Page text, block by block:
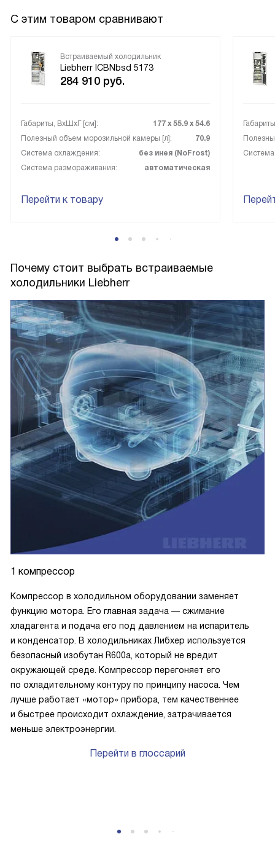
С этим товаром сравнивают
Встраиваемый холодильник
Liebherr ICBNbsd 5173
284 910 руб.
Габариты, ВxШxГ [см]:
177 х 55.9 х 54.6
Полезный объем морозильной камеры [л]:
70.9
Система охлаждения:
без инея (NoFrost)
Система размораживания:
автоматическая
Перейти к товару
Почему стоит выбрать встраиваемые
холодильники Liebherr
1 компрессор
Компрессор в холодильном оборудовании заменяет
функцию мотора. Его главная задача — сжимание
хладагента и подача его под давлением на испаритель
и конденсатор. В холодильниках Либхер используется
безопасный изобутан R600a, который не вредит
окружающей среде. Компрессор перегоняет его
по охладительному контуру по принципу насоса. Чем
лучше работает «мотор» прибора, тем качественнее
и быстрее происходит охлаждение, затрачивается
меньше электроэнергии.
Перейти в глоссарий